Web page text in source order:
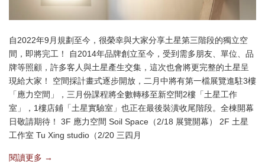
自2022年9月規劃至今，很榮幸與大家分享土星第三階段的獨立空
間，即將完工！ 自2014年品牌創立至今，受到需多朋友、單位、品
牌等照顧，許多客人與土星產生交集，這次也會將更完整的土星呈
現給大家！ 空間採計畫式逐步開放，二月中將有第一檔展覽進駐3樓
「應力空間」，三月份課程將全數轉移至新空間2樓「土星工作
室」，1樓店鋪「土星實驗室」也正在最後裝潢收尾階段。全棟開幕
日敬請期待！ 3F 應力空間 Soil Space（2/18 展覽開幕） 2F 土星
工作室 Tu Xing studio（2/20 三四月
閱讀更多 →